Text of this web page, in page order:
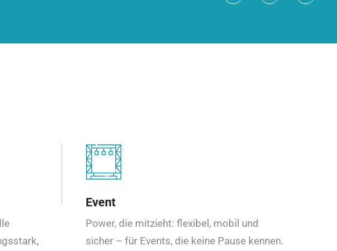
Event
Power, die mitzieht: flexibel, mobil und
sicher – für Events, die keine Pause kennen.